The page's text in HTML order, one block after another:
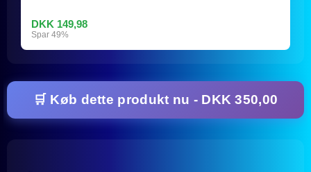
DKK 149,98
Spar 49%
🛒 Køb dette produkt nu - DKK 350,00